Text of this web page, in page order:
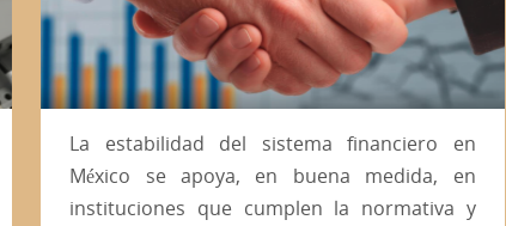
La estabilidad del sistema financiero en
México se apoya, en buena medida, en
instituciones que cumplen la normativa y
Gestión de Inventario Crítico: Por qué el Excel
es el mayor riesgo para tu Mantenimiento